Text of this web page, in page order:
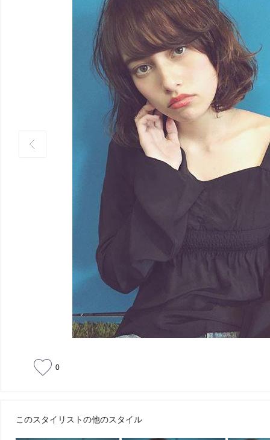
0
このスタイリストの他のスタイル